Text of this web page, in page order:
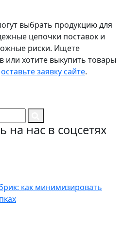
выбрать продукцию для
цепочки поставок и
риски. Ищете
хотите выкупить товары
оставьте заявку сайте.
на нас в соцсетях
как минимизировать